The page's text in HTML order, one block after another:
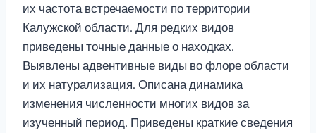
их частота встречаемости по территории
Калужской области. Для редких видов
приведены точные данные о находках.
Выявлены адвентивные виды во флоре области
и их натурализация. Описана динамика
изменения численности многих видов за
изученный период. Приведены краткие сведения